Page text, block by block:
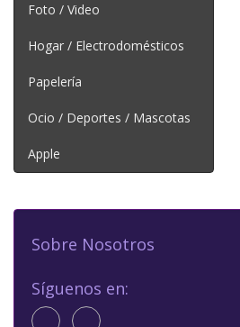
Foto / Video
Hogar / Electrodomésticos
Papelería
Ocio / Deportes / Mascotas
Apple
Sobre Nosotros
Síguenos en: